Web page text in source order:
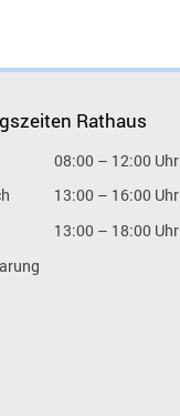
Rathaus
08:00 – 12:00 Uhr
13:00 – 16:00 Uhr
13:00 – 18:00 Uhr